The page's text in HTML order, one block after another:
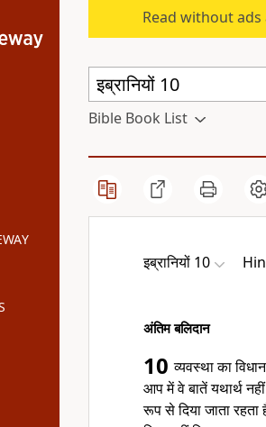
Read without
Bible Book List
इब्रानियों 10
अंतिम बलिदान
10व्यवस्था का
आप में वे बातें यथार्थ नहीं
रूप से दिया जाता